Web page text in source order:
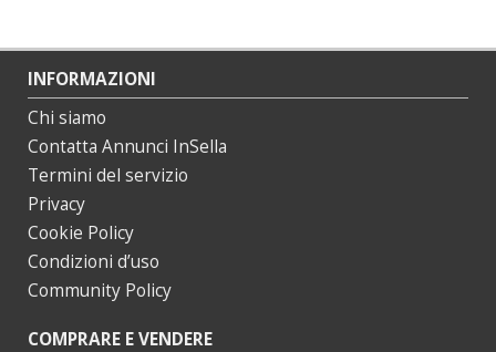
INFORMAZIONI
Chi siamo
Contatta Annunci InSella
Termini del servizio
Privacy
Cookie Policy
Condizioni d’uso
Community Policy
COMPRARE E VENDERE